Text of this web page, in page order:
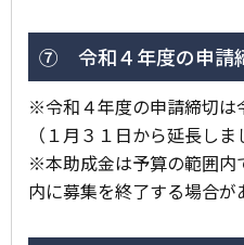
⑦ 令和４年度の申請
※令和４年度の申請締切は
（１月３１日から延長しま
※本助成金は予算の範囲内
内に募集を終了する場合が